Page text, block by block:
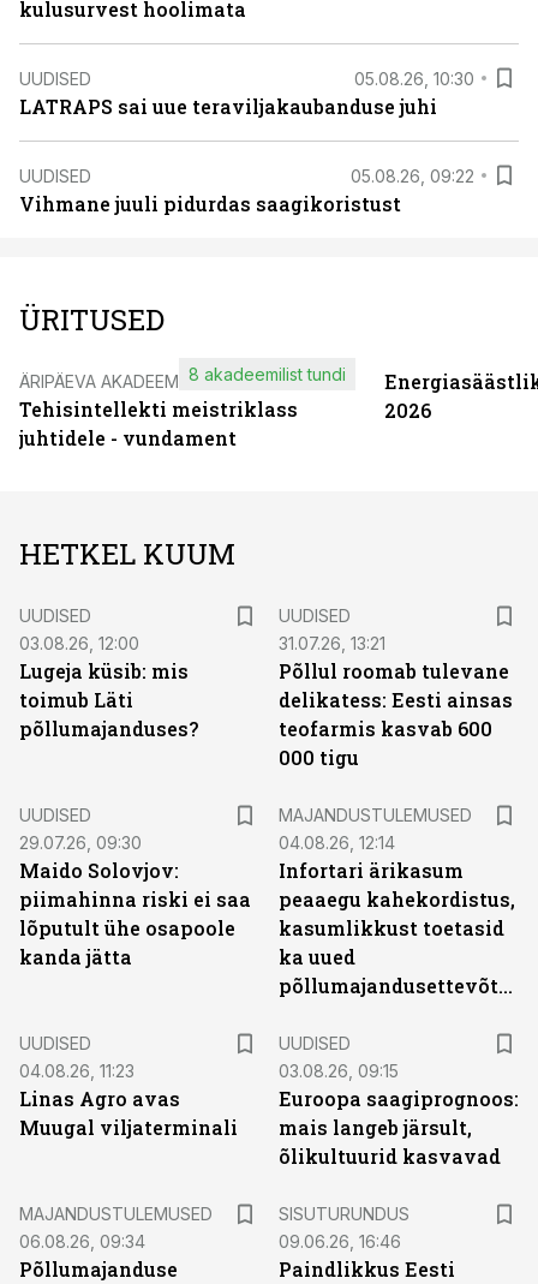
kulusurvest hoolimata
UUDISED 05.08.26, 10:30
LATRAPS sai uue teraviljakaubanduse juhi
UUDISED 05.08.26, 09:22
Vihmane juuli pidurdas saagikoristust
ÜRITUSED
ÄRIPÄEVA AKADEEMIA
Tehisintellekti meistriklass
juhtidele - vundament
8 akadeemilist tundi
2026
HETKEL KUUM
UUDISED
03.08.26, 12:00
Lugeja küsib: mis
toimub Läti
põllumajanduses?
UUDISED
31.07.26, 13:21
Põllul roomab tulevane
delikatess: Eesti ainsas
teofarmis kasvab 600
000 tigu
UUDISED
29.07.26, 09:30
Maido Solovjov:
piimahinna riski ei saa
lõputult ühe osapoole
kanda jätta
MAJANDUSTULEMUSED
04.08.26, 12:14
Infortari ärikasum
peaaegu kahekordistus,
kasumlikkust toetasid
ka uued
põllumajandusettevõtted
UUDISED
04.08.26, 11:23
Linas Agro avas
Muugal viljaterminali
UUDISED
03.08.26, 09:15
Euroopa saagiprognoos:
mais langeb järsult,
õlikultuurid kasvavad
MAJANDUSTULEMUSED
06.08.26, 09:34
Põllumajanduse
SISUTURUNDUS
09.06.26, 16:46
Paindlikkus Eesti